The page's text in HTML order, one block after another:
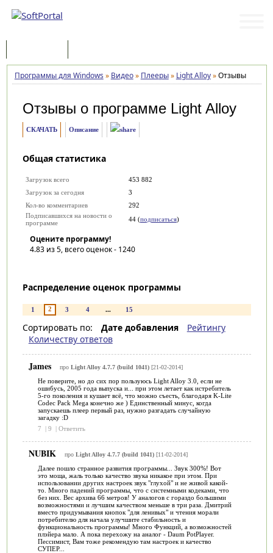
Программы для Windows » Видео» Плееры» Light Alloy»Отзывы
Отзывы о программе Light Alloy
СКАЧАТЬ Описание
Общая статистика
Загрузок всего
453 882
Загрузок за сегодня
3
Кол-во комментариев
292
Подписавшихся на новости о
программе
44 (подписаться)
Оцените программу!
4.83из 5, всего оценок - 1240
Распределение оценок программы
1 2 3 4 ... 15
Сортировать по: Дате добавления
Рейтингу
Количеству ответов
James про Light Alloy 4.7.7 (build 1041)[21-02-2014]
Не поверите, но до сих пор пользуюсь Light Alloy 3.0, если не
ошибусь, 2005 года выпуска и... при этом летает как истребитель
5-го поколения и кушает всё, что можно съесть, благодаря K-Lite
Codec Pack Mega конечно же ) Единственный минус, когда
запускаешь плеер первый раз, нужно разгадать случайную
загадку :D
7
| 9 | Ответить
NUBIK про Light Alloy 4.7.7 (build 1041)[11-02-2014]
Далее пошло странное развития программы... Звук 300%! Вот
это моща, жаль только качество звука никакое при этом. При
использовании других настроек звук "глухой" и не живой какой-
то. Много падений программы, что с системными кодеками, что
без них. Вес архива 66 метров! У аналогов с гораздо большими
возможностями и лучшим качеством меньше в три раза. Дмитрий
вместо придумывания кнопок "для ленивых" и чтения морали
потребителю для начала улучшите стабильность и
функциональность программы! Много Функций, а возможностей
плэйера мало. А пока перехожу на аналог - Daum PotPlayer.
Пессимист, Вам тоже рекомендую там настроек и качество
СУПЕР...